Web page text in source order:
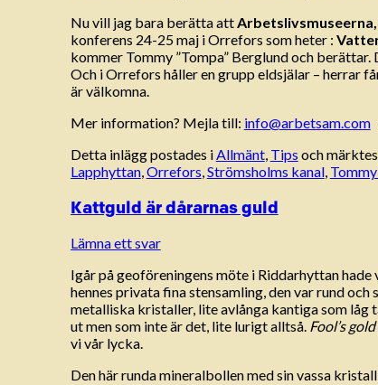
Nu vill jag bara berätta attArbetslivsmuseerna,
konferens 24-25 maj i Orrefors som heter :
kommer Tommy ”Tompa” Berglund och
Och i Orrefors håller en grupp eldsjälar – herrar
är välkomna.
Mer information? Mejla till: info@arbetsam.com
Detta inlägg postades iAllmänt, Tips och märktes
Lapphyttan,Orrefors,Strömsholms kanal,
Kattguld är dårarnas guld
Lämna ett svar
Igår på geoföreningens möte i Riddarhyttan
hennes privata fina stensamling, den var rund
metalliska kristaller, lite avlånga kantiga som låg
ut men som inte är det, lite lurigt alltså. Fool’s gold
vi vår lycka.
Den här runda mineralbollen med sin vassa